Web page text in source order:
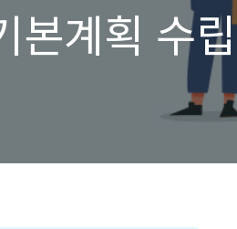
본계획 수립